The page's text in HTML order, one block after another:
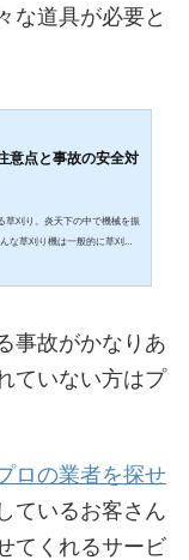
な道具が必要と
意点と事故の安全対
草刈り。炎天下の中で機械を振
な草刈り機は一般的に草刈り
して...
事故がかなりあ
ていない方はプ
ロの業者を探せ
ているお客さん
てくれるサービ